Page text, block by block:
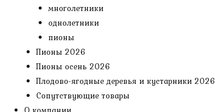
многолетники
однолетники
пионы
Пионы 2026
Пионы осень 2026
Плодово-ягодные деревья и кустарники 2026
Сопутствующие товары